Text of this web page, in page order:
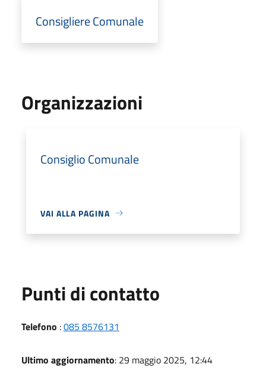
Consigliere Comunale
Organizzazioni
Consiglio Comunale
VAI ALLA PAGINA
Punti di contatto
Telefono :085 8576131
Ultimo aggiornamento: 29 maggio 2025, 12:44